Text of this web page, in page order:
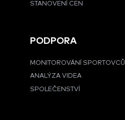
STANOVENÍ CEN
PODPORA
MONITOROVÁNÍ SPORTOVCŮ
ANALÝZA VIDEA
SPOLEČENSTVÍ